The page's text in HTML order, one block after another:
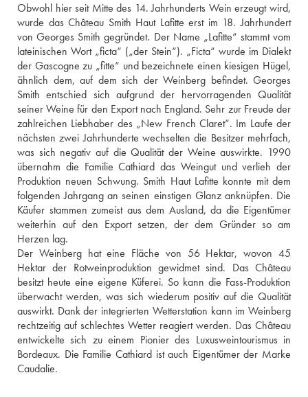
Obwohl hier seit Mitte des 14. Jahrhunderts Wein erzeugt wird,
wurde das Château Smith Haut Lafitte erst im 18. Jahrhundert
von Georges Smith gegründet. Der Name „Lafitte“ stammt vom
lateinischen Wort „ficta“ („der Stein“). „Ficta“ wurde im Dialekt
der Gascogne zu „fitte“ und bezeichnete einen kiesigen Hügel,
ähnlich dem, auf dem sich der Weinberg befindet. Georges
Smith entschied sich aufgrund der hervorragenden Qualität
seiner Weine für den Export nach England. Sehr zur Freude der
zahlreichen Liebhaber des „New French Claret“. Im Laufe der
nächsten zwei Jahrhunderte wechselten die Besitzer mehrfach,
was sich negativ auf die Qualität der Weine auswirkte. 1990
übernahm die Familie Cathiard das Weingut und verlieh der
Produktion neuen Schwung. Smith Haut Lafitte konnte mit dem
folgenden Jahrgang an seinen einstigen Glanz anknüpfen. Die
Käufer stammen zumeist aus dem Ausland, da die Eigentümer
weiterhin auf den Export setzen, der dem Gründer so am
Herzen lag.
Der Weinberg hat eine Fläche von 56 Hektar, wovon 45
Hektar der Rotweinproduktion gewidmet sind. Das Château
besitzt heute eine eigene Küferei. So kann die Fass-Produktion
überwacht werden, was sich wiederum positiv auf die Qualität
auswirkt. Dank der integrierten Wetterstation kann im Weinberg
rechtzeitig auf schlechtes Wetter reagiert werden. Das Château
entwickelte sich zu einem Pionier des Luxusweintourismus in
Bordeaux. Die Familie Cathiard ist auch Eigentümer der Marke
Caudalie.